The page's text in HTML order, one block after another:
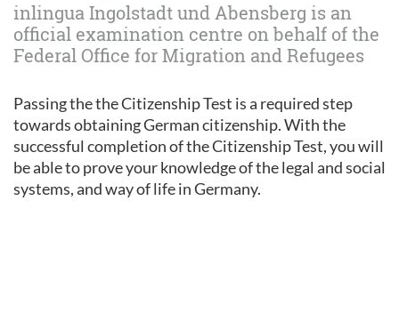
inlingua Ingolstadt und Abensberg is an
official examination centre on behalf of the
Federal Office for Migration and Refugees
Passing the the Citizenship Test is a required step
towards obtaining German citizenship. With the
successful completion of the Citizenship Test, you will
be able to prove your knowledge of the legal and social
systems, and way of life in Germany.